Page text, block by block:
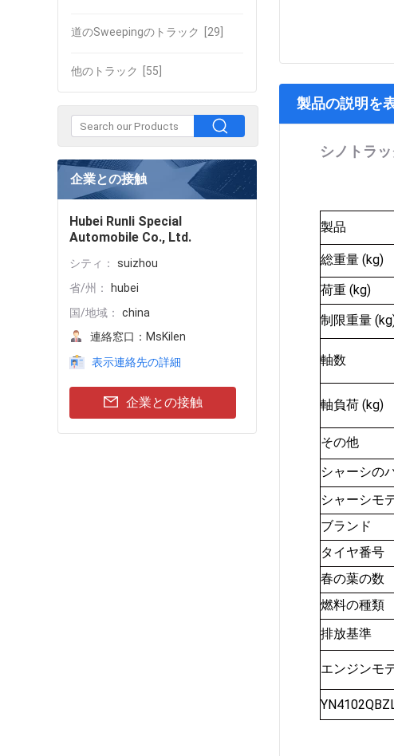
道のSweepingのトラック [29]
他のトラック [55]
企業との接触
Hubei Runli Special
Automobile Co., Ltd.
シティ：
suizhou
省/州：
hubei
国/地域：
china
連絡窓口： MsKilen
表示連絡先の詳細
企業との接触
製品の説明を
シノトラ
製品
総重量 (kg)
荷重 (kg)
制限重量
軸数
軸負荷 (kg)
その他
シャーシの
シャーシモ
ブランド
タイヤ番号
春の葉の数
燃料の種類
排放基準
エンジンモ